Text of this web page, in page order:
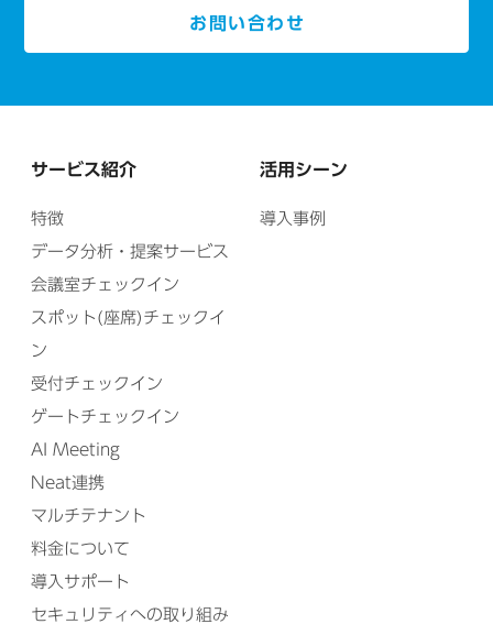
お問い合わせ
サービス紹介
特徴
データ分析・提案サービス
会議室チェックイン
スポット(座席)チェックイ
ン
受付チェックイン
ゲートチェックイン
AI Meeting
Neat連携
マルチテナント
料金について
導入サポート
セキュリティへの取り組み
活用シーン
導入事例